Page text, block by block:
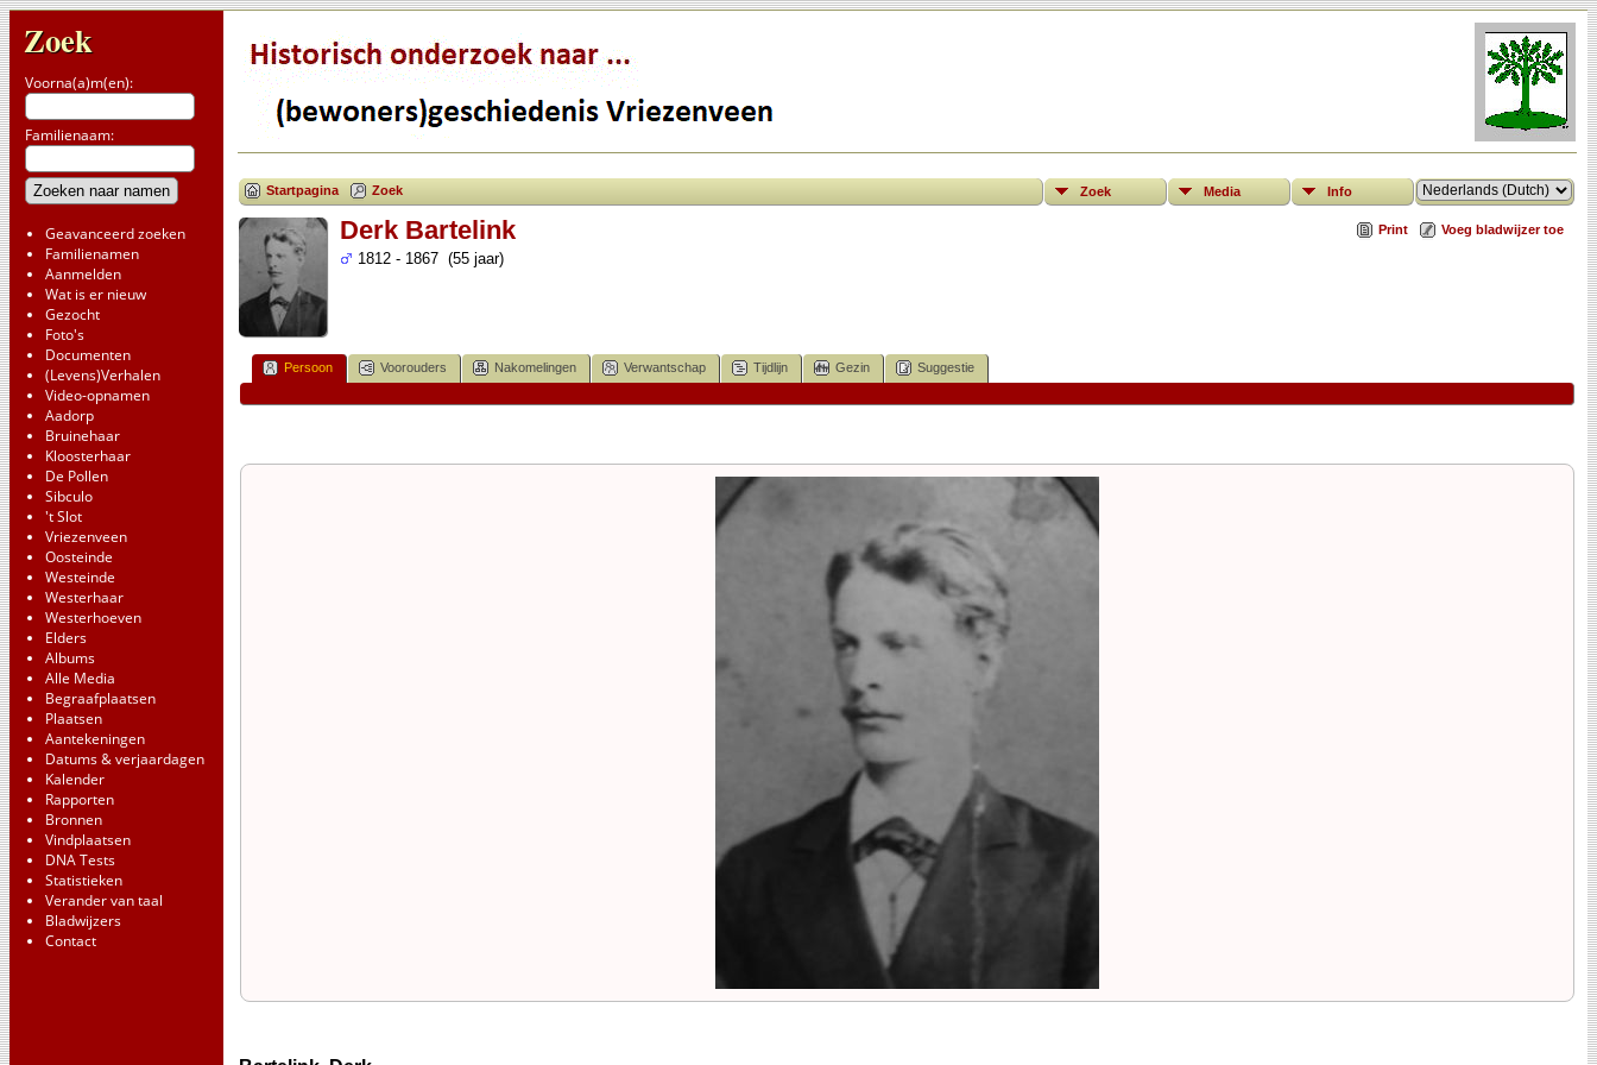
Zoek
Voorna(a)m(en):
Familienaam:
Geavanceerd zoeken
Familienamen
Aanmelden
Wat is er nieuw
Gezocht
Foto's
Documenten
(Levens)Verhalen
Video-opnamen
Aadorp
Bruinehaar
Kloosterhaar
De Pollen
Sibculo
't Slot
Vriezenveen
Oosteinde
Westeinde
Westerhaar
Westerhoeven
Elders
Albums
Alle Media
Begraafplaatsen
Plaatsen
Aantekeningen
Datums & verjaardagen
Kalender
Rapporten
Bronnen
Vindplaatsen
DNA Tests
Statistieken
Verander van taal
Bladwijzers
Contact
Startpagina Zoek Zoek Media Info
Print Voeg bladwijzer toe
Derk Bartelink
1812 - 1867 (55 jaar)
Persoon Voorouders Nakomelingen Verwantschap Tijdlijn Gezin Suggestie